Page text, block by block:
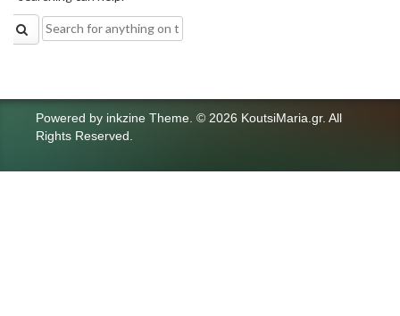
Search
for:
Powered by inkzine Theme © 2026 KoutsiMaria.gr. All
Rights Reserved.